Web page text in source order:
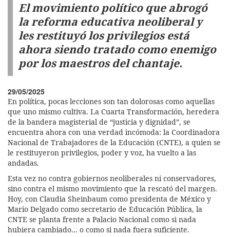
El movimiento político que abrogó
la reforma educativa neoliberal y
les restituyó los privilegios está
ahora siendo tratado como enemigo
por los maestros del chantaje.
29/05/2025
En política, pocas lecciones son tan dolorosas como aquellas
que uno mismo cultiva. La Cuarta Transformación, heredera
de la bandera magisterial de “justicia y dignidad”, se
encuentra ahora con una verdad incómoda: la Coordinadora
Nacional de Trabajadores de la Educación (CNTE), a quien se
le restituyeron privilegios, poder y voz, ha vuelto a las
andadas.
Esta vez no contra gobiernos neoliberales ni conservadores,
sino contra el mismo movimiento que la rescató del margen.
Hoy, con Claudia Sheinbaum como presidenta de México y
Mario Delgado como secretario de Educación Pública, la
CNTE se planta frente a Palacio Nacional como si nada
hubiera cambiado… o como si nada fuera suficiente.